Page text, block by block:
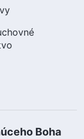
Boha